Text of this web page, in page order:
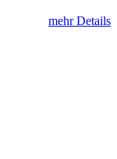
mehr Details